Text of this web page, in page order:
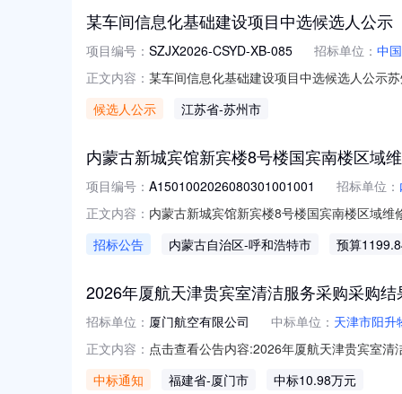
某车间信息化基础建设项目中选候选人公示
项目编号： SZJX2026-CSYD-XB-085 招标单位： 中
正文内容： 某车间信息化基础建设项目中选候选人公示
续3日。公示期内，如对中选候选人存在疑
候选人公示 江苏省-苏州市
内蒙古新城宾馆新宾楼8号楼国宾南楼区域
项目编号： A1501002026080301001001 招标单位：
正文内容： 内蒙古新城宾馆新宾楼8号楼国宾南楼区域
已具备招标条件，现采用资格后审的方式
招标公告 内蒙古自治区-呼和浩特市 预算
2026年厦航天津贵宾室清洁服务采购采购结
招标单位： 厦门航空有限公司 中标单位： 天津市阳升
正文内容： 点击查看公告内容:2026年厦航天津贵宾室
中标通知
福建省-厦门市 中标10.98万元